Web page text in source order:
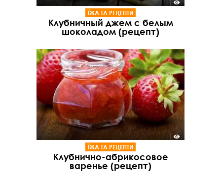
ЇЖА ТА РЕЦЕПТИ
Клубничный джем с белым
шоколадом (рецепт)
ЇЖА ТА РЕЦЕПТИ
Клубнично-абрикосовое
варенье (рецепт)